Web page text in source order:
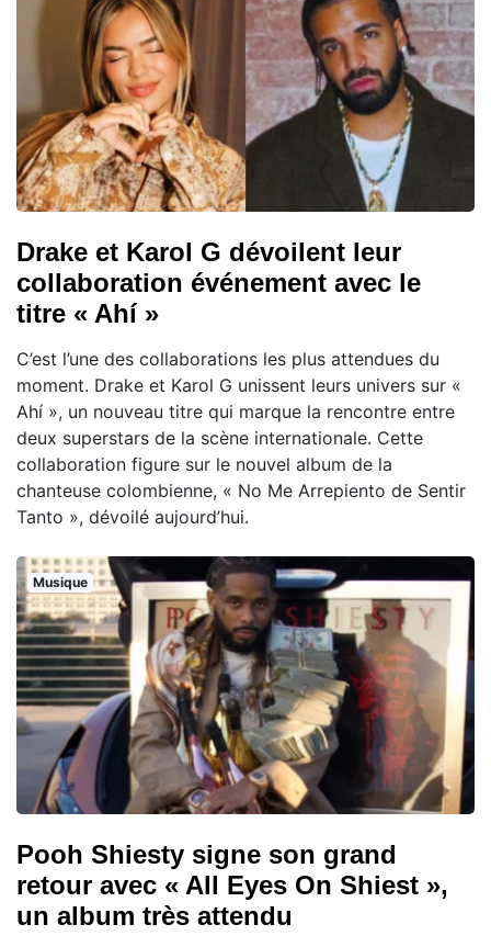
Drake et Karol G dévoilent leur
collaboration événement avec le
titre « Ahí »
C’est l’une des collaborations les plus attendues du
moment. Drake et Karol G unissent leurs univers sur «
Ahí », un nouveau titre qui marque la rencontre entre
deux superstars de la scène internationale. Cette
collaboration figure sur le nouvel album de la
chanteuse colombienne, « No Me Arrepiento de Sentir
Tanto », dévoilé aujourd’hui.
Musique
Pooh Shiesty signe son grand
retour avec « All Eyes On Shiest »,
un album très attendu